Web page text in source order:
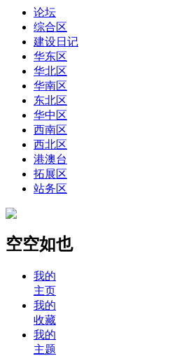
论坛
综合区
建设日记
华东区
华北区
华南区
东北区
华中区
西南区
西北区
港澳台
拓展区
站务区
空空如也
我的
主页
我的
收藏
我的
主题